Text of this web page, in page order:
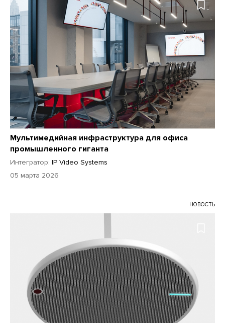
Мультимедийная инфраструктура для офиса
промышленного гиганта
Интегратор: IP Video Systems
05 марта 2026
НОВОСТЬ